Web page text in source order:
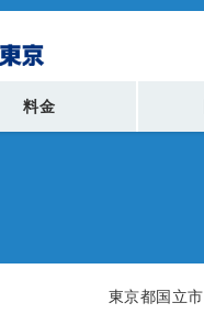
料金
東京都国立市